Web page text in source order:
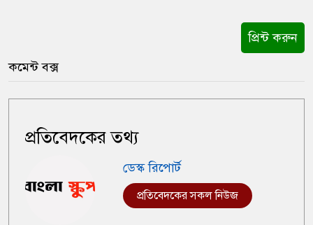
প্রিন্ট করুন
কমেন্ট বক্স
প্রতিবেদকের তথ্য
ডেস্ক রিপোর্ট
প্রতিবেদকের সকল নিউজ